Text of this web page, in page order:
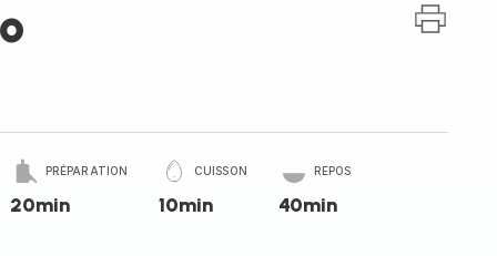
PRÉPARATION
20min
CUISSON
10min
REPOS
40min